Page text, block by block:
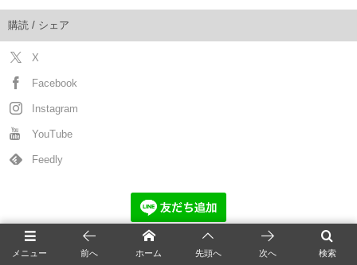
購読 / シェア
X
Facebook
Instagram
YouTube
Feedly
猫の新着記事
メニュー 検索
前へ ホーム 先頭へ 次へ